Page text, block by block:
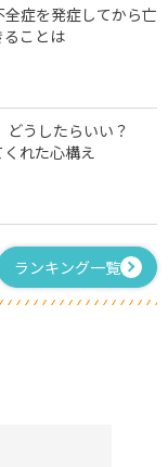
症を発症してから亡
ることは
どうしたらいい？
れた心構え
ランキング一覧